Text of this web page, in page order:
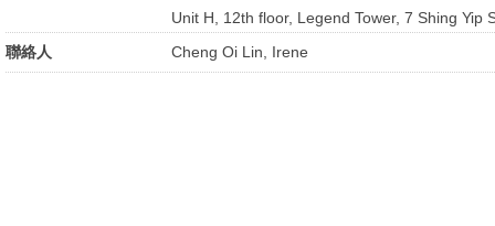
Unit H, 12th floor, Legend Tower, 7 Shing Yip
聯絡人
Cheng Oi Lin, Irene